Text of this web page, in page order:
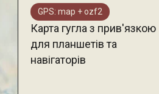
GPS: map + ozf2
Карта гугла з прив'язкою
для планшетів та
навігаторів